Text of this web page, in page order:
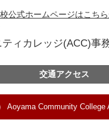
公式ホームページはこち
ィカレッジ(ACC)事
交通アクセス
Aoyama Community College